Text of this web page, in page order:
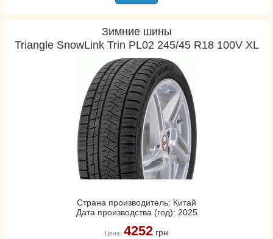
Зимние шины
Triangle SnowLink Trin PL02 245/45 R18 100V XL
Страна производитель: Китай
Дата производства (год): 2025
Цена: 4252грн